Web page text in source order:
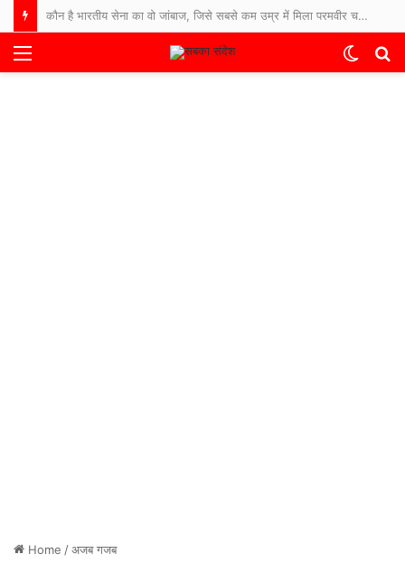
कौन है भारतीय सेना का वो जांबाज, जिसे सबसे कम उम्र में मिला परमवीर चक्र सम्मान?
Menu
Switch
Home /अजब गजब